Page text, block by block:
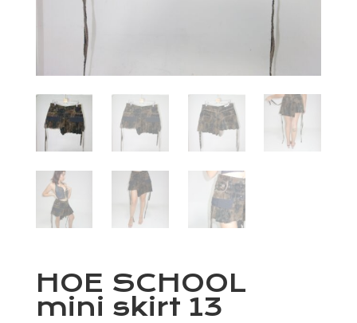
HOE SCHOOL
mini skirt 13